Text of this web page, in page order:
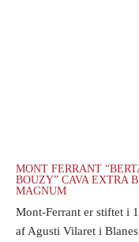
MONT FERRANT
BOUZY” CAVA EXTRA
MAGNUM
Mont-Ferrant er stiftet i
af Agusti Vilaret i